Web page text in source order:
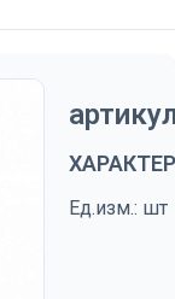
Ед.изм.: шт